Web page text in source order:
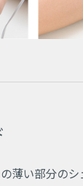
薄い部分の